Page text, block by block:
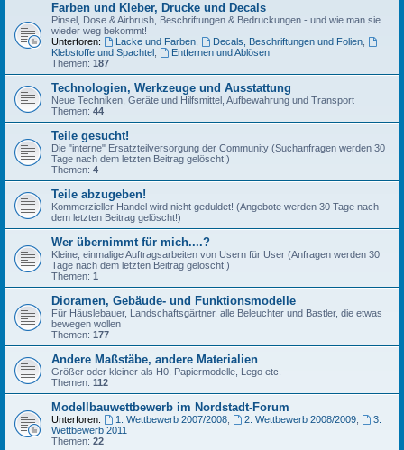
Farben und Kleber, Drucke und Decals
Pinsel, Dose & Airbrush, Beschriftungen & Bedruckungen - und wie man sie
wieder weg bekommt!
Unterforen:
Lacke und Farben, Decals, Beschriftungen und Folien,
Klebstoffe und Spachtel
Entfernen und Ablösen
Themen: 187
Technologien, Werkzeuge und Ausstattung
Neue Techniken, Geräte und Hilfsmittel, Aufbewahrung und Transport
Themen: 44
Teile gesucht!
Die "interne" Ersatzteilversorgung der Community (Suchanfragen werden 30
Tage nach dem letzten Beitrag gelöscht!)
Themen: 4
Teile abzugeben!
Kommerzieller Handel wird nicht geduldet! (Angebote werden 30 Tage nach
dem letzten Beitrag gelöscht!)
Wer übernimmt für mich....?
Kleine, einmalige Auftragsarbeiten von Usern für User (Anfragen werden 30
Tage nach dem letzten Beitrag gelöscht!)
Themen: 1
Dioramen, Gebäude- und Funktionsmodelle
Für Häuslebauer, Landschaftsgärtner, alle Beleuchter und Bastler, die etwas
bewegen wollen
Themen: 177
Andere Maßstäbe, andere Materialien
Größer oder kleiner als H0, Papiermodelle, Lego etc.
Themen: 112
Modellbauwettbewerb im Nordstadt-Forum
Unterforen: 1. Wettbewerb 2007/2008, 2. Wettbewerb 2008/2009,
3.
Wettbewerb 2011
Themen: 22